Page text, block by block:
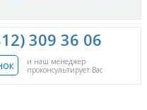
309 36 06
и наш менеджер
проконсультирует Вас